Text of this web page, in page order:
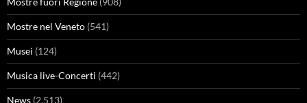
Mostre nel Veneto (541)
Musei (124)
Musica live-Concerti (442)
News (2.513)